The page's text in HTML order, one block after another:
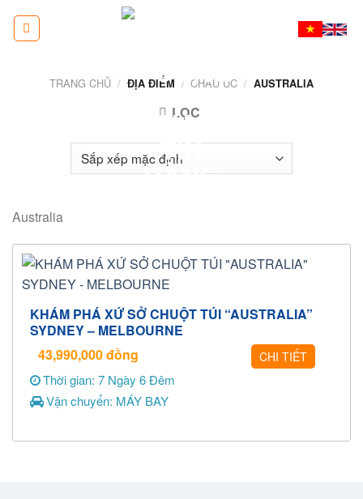
TRANG CHỦ / ĐỊA ĐIỂM / CHÂU ÚC / AUSTRALIA
LỌC
Australia
KHÁM PHÁ XỨ SỞ CHUỘT TÚI “AUSTRALIA”
SYDNEY – MELBOURNE
43,990,000đồng CHI TIẾT
Thời gian: 7 Ngày 6 Đêm
Vận chuyển: MÁY BAY